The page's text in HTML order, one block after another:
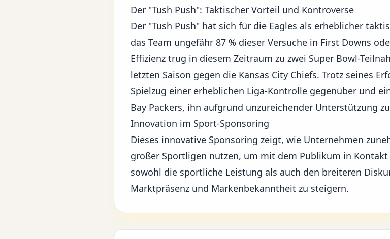
Der "Tush Push": Taktischer Vorteil und Kontroverse
Der "Tush Push" hat sich für die Eagles als erheblicher
das Team ungefähr 87 % dieser Versuche in First Downs
Effizienz trug in diesem Zeitraum zu zwei Super Bowl-
letzten Saison gegen die Kansas City Chiefs. Trotz seines
Spielzug einer erheblichen Liga-Kontrolle gegenüber und
Bay Packers, ihn aufgrund unzureichender Unterstützung
Innovation im Sport-Sponsoring
Dieses innovative Sponsoring zeigt, wie Unternehmen
großer Sportligen nutzen, um mit dem Publikum in
sowohl die sportliche Leistung als auch den breiteren
Marktpräsenz und Markenbekanntheit zu steigern.